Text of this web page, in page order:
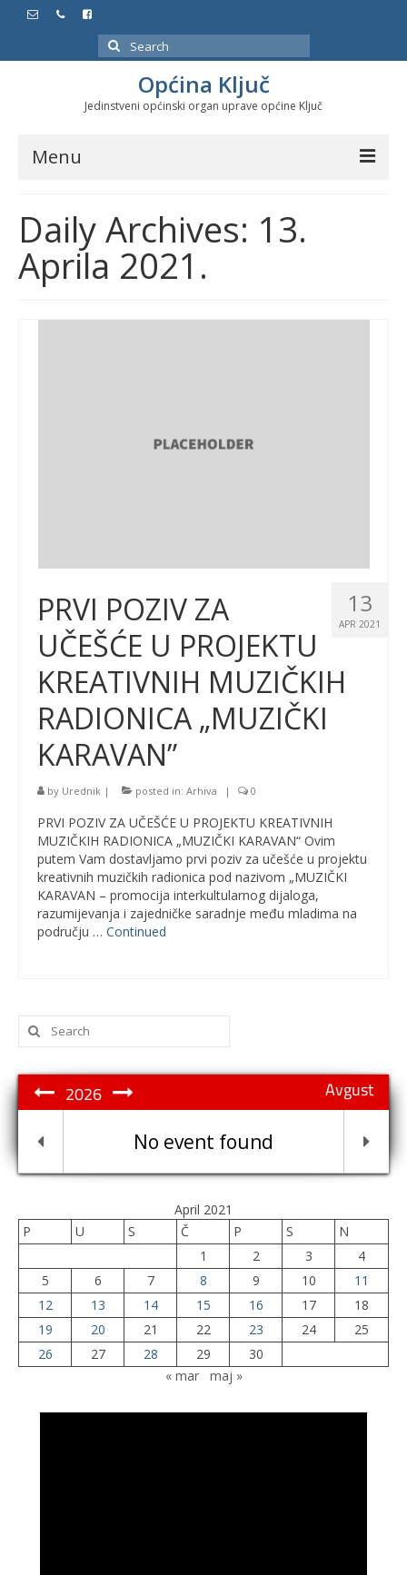
Search
for:
Općina Ključ
Jedinstveni općinski organ uprave općine Ključ
Menu
Službeni glasnici
Javne nabavke
Značajni datumi i manifestacije
Daily Archives: 13.
Aprila 2021.
13
APR 2021
PRVI POZIV ZA
UČEŠĆE U PROJEKTU
KREATIVNIH MUZIČKIH
RADIONICA „MUZIČKI
KARAVAN”
by Urednik | posted in: Arhiva | 0
PRVI POZIV ZA UČEŠĆE U PROJEKTU KREATIVNIH
MUZIČKIH RADIONICA „MUZIČKI KARAVAN“ Ovim
putem Vam dostavljamo prvi poziv za učešće u projektu
kreativnih muzičkih radionica pod nazivom „MUZIČKI
KARAVAN – promocija interkultularnog dijaloga,
razumijevanja i zajedničke saradnje među mladima na
području … Continued
Search
for:
Avgust
2026
No event found
April 2021
P
U S Č P S
N
1
2 3
4
5
6 7 8 9 10
11
12
13 14 15 16 17
18
19
20 21 22 23 24
25
26
27 28 29
30
« mar
maj »